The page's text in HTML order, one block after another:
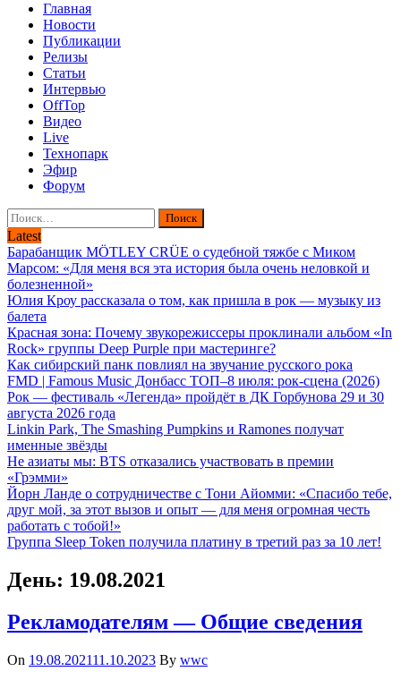
Главная
Новости
Публикации
Релизы
Статьи
Интервью
OffTop
Видео
Live
Технопарк
Эфир
Форум
Найти:
Latest
Барабанщик MÖTLEY CRÜE о судебной тяжбе с Миком
Марсом: «Для меня вся эта история была очень неловкой и
болезненной»
Юлия Кроу рассказала о том, как пришла в рок — музыку из
балета
Красная зона: Почему звукорежиссеры проклинали альбом «In
Rock» группы Deep Purple при мастеринге?
Как сибирский панк повлиял на звучание русского рока
FMD | Famous Music Донбасс ТОП–8 июля: рок-сцена (2026)
Рок — фестиваль «Легенда» пройдёт в ДК Горбунова 29 и 30
августа 2026 года
Linkin Park, The Smashing Pumpkins и Ramones получат
именные звёзды
Не азиаты мы: BTS отказались участвовать в премии
«Грэмми»
Йорн Ланде о сотрудничестве с Тони Айомми: «Спасибо тебе,
друг мой, за этот вызов и опыт — для меня огромная честь
работать с тобой!»
Группа Sleep Token получила платину в третий раз за 10 лет!
День: 19.08.2021
Рекламодателям — Общие сведения
On 19.08.202111.10.2023 By wwc